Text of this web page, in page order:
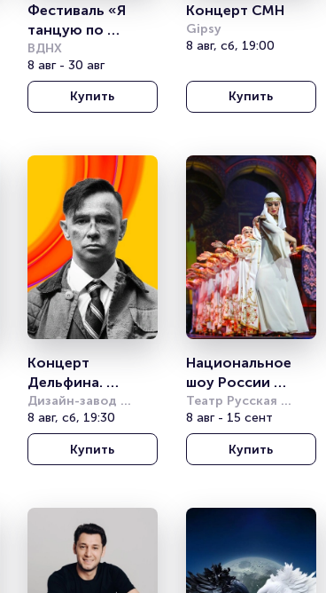
Фестиваль «Я
танцую по
стране»
ВДНХ
8 авг - 30 авг
Купить
Концерт CMH
Gipsy
8 авг, сб, 19:00
Купить
Концерт
Дельфина.
Summer Sound
Дизайн-завод
(бывш. Урбан)
8 авг, сб, 19:30
Купить
Национальное
шоу России
«Кострома»
Театр Русская
песня
8 авг - 15 сент
Купить